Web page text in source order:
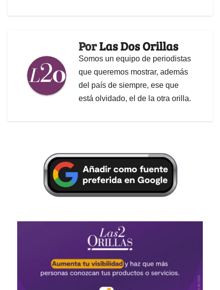
PorLas Dos Orillas
Somos un equipo de periodistas
que queremos mostrar, además
del país de siempre, ese que
está olvidado, el de la otra orilla.